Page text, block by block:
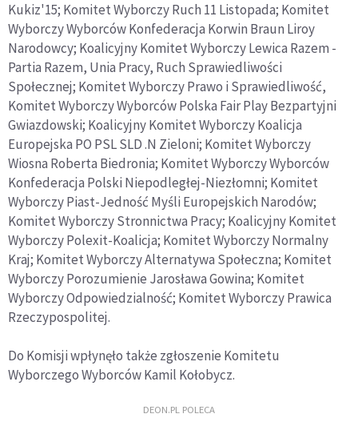
Kukiz'15; Komitet Wyborczy Ruch 11 Listopada; Komitet
Wyborczy Wyborców Konfederacja Korwin Braun Liroy
Narodowcy; Koalicyjny Komitet Wyborczy Lewica Razem -
Partia Razem, Unia Pracy, Ruch Sprawiedliwości
Społecznej; Komitet Wyborczy Prawo i Sprawiedliwość,
Komitet Wyborczy Wyborców Polska Fair Play Bezpartyjni
Gwiazdowski; Koalicyjny Komitet Wyborczy Koalicja
Europejska PO PSL SLD .N Zieloni; Komitet Wyborczy
Wiosna Roberta Biedronia; Komitet Wyborczy Wyborców
Konfederacja Polski Niepodległej-Niezłomni; Komitet
Wyborczy Piast-Jedność Myśli Europejskich Narodów;
Komitet Wyborczy Stronnictwa Pracy; Koalicyjny Komitet
Wyborczy Polexit-Koalicja; Komitet Wyborczy Normalny
Kraj; Komitet Wyborczy Alternatywa Społeczna; Komitet
Wyborczy Porozumienie Jarosława Gowina; Komitet
Wyborczy Odpowiedzialność; Komitet Wyborczy Prawica
Rzeczypospolitej.
Do Komisji wpłynęło także zgłoszenie Komitetu
Wyborczego Wyborców Kamil Kołobycz.
DEON.PL POLECA